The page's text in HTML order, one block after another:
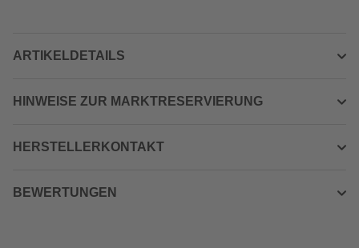
ARTIKELDETAILS
HINWEISE ZUR MARKTRESERVIERUNG
HERSTELLERKONTAKT
BEWERTUNGEN